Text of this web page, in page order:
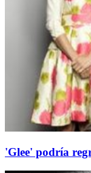
'Glee' podría